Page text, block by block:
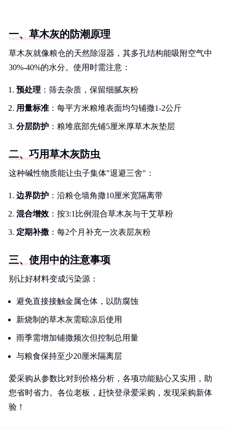
一、草木灰的防潮原理
草木灰就像粮仓的天然除湿器，其多孔结构能吸附空气中
30%-40%的水分。使用时需注意：
预处理 ：筛去杂质，保留细腻灰粉
用量标准 ：每平方米粮堆表面均匀铺撒1-2公斤
分层防护 ：粮堆底部先铺5厘米厚草木灰垫层
二、巧用草木灰防虫
这种碱性物质能让虫子集体"退避三舍"：
边界防护 ：沿粮仓墙角撒10厘米宽隔离带
混合增效 ：按3:1比例混合草木灰与干艾草粉
定期补撒 ：每2个月补充一次表层灰粉
三、使用中的注意事项
别让好材料变成污染源：
避免直接接触金属仓体，以防腐蚀
新烧制的草木灰需晾凉后使用
雨季需增加铺撒频次但控制总用量
与粮食保持至少20厘米隔离层
爱采购从参数比对到价格分析，各项功能贴心又实用，助
您省时省力。各位老板，赶快登录爱采购，发现采购新体
验！